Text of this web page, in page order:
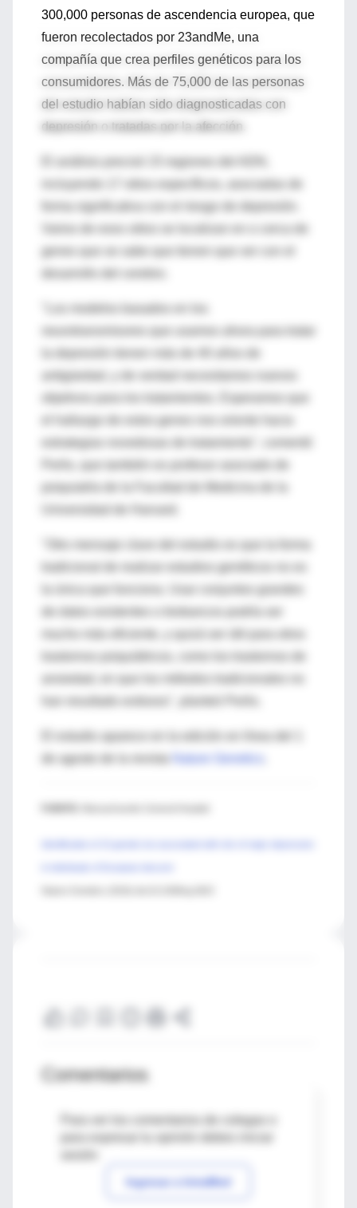
300,000 personas de ascendencia europea, que
fueron recolectados por 23andMe, una
compañía que crea perfiles genéticos para los
consumidores. Más de 75,000 de las personas
del estudio habían sido diagnosticadas con
depresión o tratadas por la afección.
El análisis precisó 15 regiones del ADN,
forma significativa con el riesgo de depresión.
genes que se sabe que tienen que ver con el
antigüedad, y de verdad necesitamos nuevos
el hallazgo de estos genes nos oriente hacia
estrategias novedosas de tratamiento", comentó
psiquiatría de la Facultad de Medicina de la
"Otro mensaje clave del estudio es que la forma
tradicional de realizar estudios genéticos no es
trastornos psiquiátricos, como los trastornos de
El estudio aparece en la edición en línea del 1
de agosto de la revista
Comentarios
Para ver los comentarios de colegas o
Ingresar a IntraMed